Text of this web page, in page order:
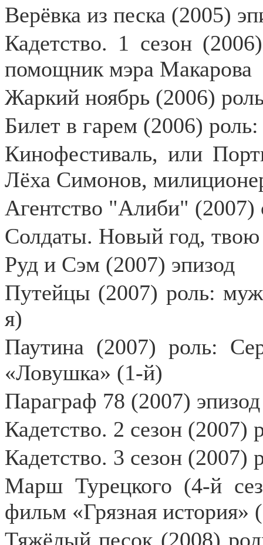
Верёвка из песка (2005)
Кадетство. 1 сезон
помощник мэра Макарова
Жаркий ноябрь (2006)
Билет в гарем (2006)
Кинофестиваль, или
Лёха Симонов,
Агентство "Алиби" (2007)
Солдаты. Новый год,
Руд и Сэм (2007) эпизод
Путейцы (2007) роль:
я)
Паутина (2007) роль:
«Ловушка» (1-й)
Параграф 78 (2007) эпизод
Кадетство. 2 сезон
Кадетство. 3 сезон
Марш Турецкого (4-й
фильм «Грязная история»
Тяжёлый песок (2008)